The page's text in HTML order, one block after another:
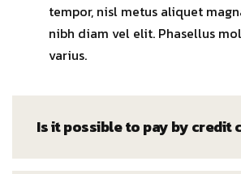
tempor, nisl metus aliquet
nibh diam vel elit. Phasellus
varius.
Is it possible to pay by credit